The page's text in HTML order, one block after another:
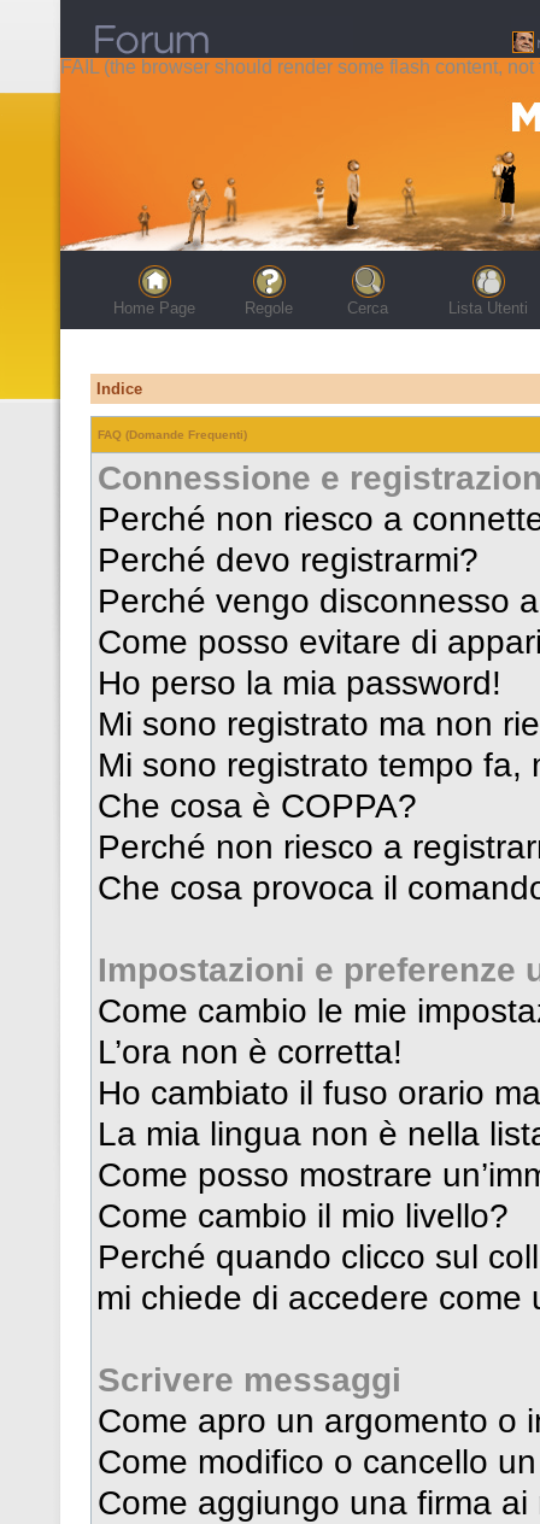
FAIL (the browser should render some flash content, not
Home Page Regole Cerca Lista Utenti
Indice
FAQ (Domande Frequenti)
Connessione e
Perché non riesco a
Perché devo registrarmi?
Perché vengo disconnesso
Come posso evitare di
Ho perso la mia password!
Mi sono registrato ma non
Mi sono registrato tempo
Che cosa è COPPA?
Perché non riesco a
Che cosa provoca il
Impostazioni e preferenze
Come cambio le mie
L’ora non è corretta!
Ho cambiato il fuso orario
La mia lingua non è nella
Come posso mostrare
Come cambio il mio livello?
Perché quando clicco sul
mi chiede di accedere come
Scrivere messaggi
Come apro un argomento o
Come modifico o cancello
Come aggiungo una firma ai